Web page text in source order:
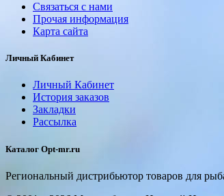
Связаться с нами
Прочая информация
Карта сайта
Личный Кабинет
Личный Кабинет
История заказов
Закладки
Рассылка
Каталог Opt-mr.ru
Региональный дистрибьютор товаров для